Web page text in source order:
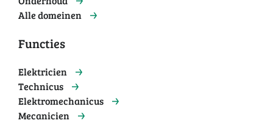
Alle domeinen
Functies
Elektricien
Technicus
Elektromechanicus
Mecanicien